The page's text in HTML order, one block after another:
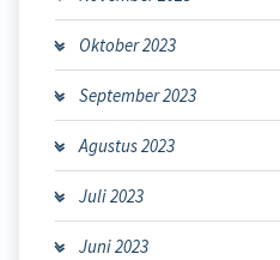
Oktober 2023
September 2023
Agustus 2023
Juli 2023
Juni 2023